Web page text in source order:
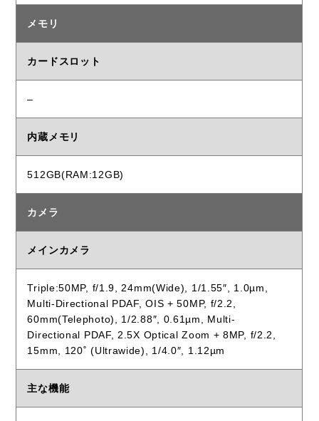
メモリ
カードスロット
–
内蔵メモリ
512GB(RAM:12GB)
カメラ
メインカメラ
Triple:50MP, f/1.9, 24mm(Wide), 1/1.55″, 1.0µm,
Multi-Directional PDAF, OIS + 50MP, f/2.2,
60mm(Telephoto), 1/2.88″, 0.61µm, Multi-
Directional PDAF, 2.5X Optical Zoom + 8MP, f/2.2,
15mm, 120˚ (Ultrawide), 1/4.0″, 1.12µm
主な機能